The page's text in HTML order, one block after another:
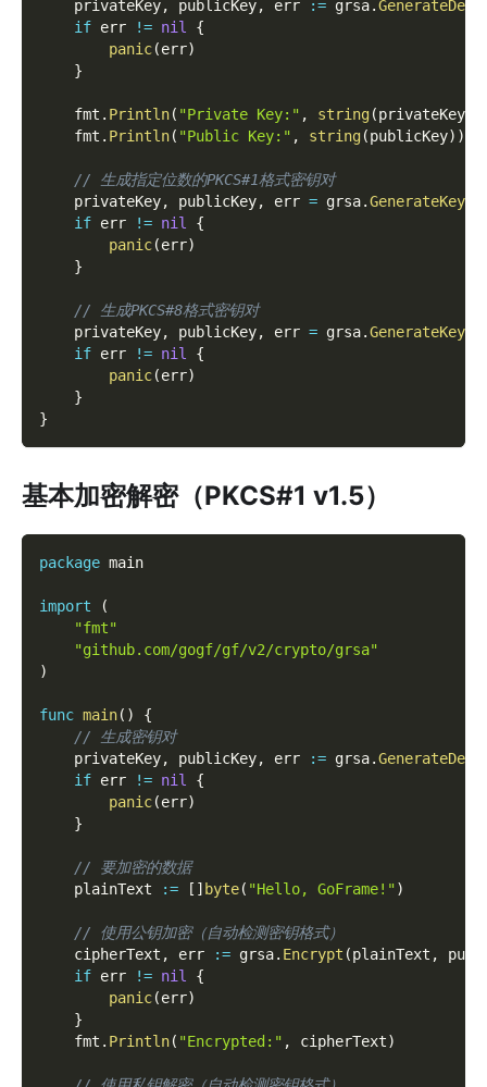
    privateKey
, publicKey, err := grsa.
if err != nil
{
panic(err)
}
    fmt
. Println( "Private Key:" , string(privateKey
    fmt
. Println( "Public Key:" , string(publicKey) )
// 生成指定位数的PKCS#1格式密钥对
    privateKey
, publicKey, err = grsa.
if err != nil
{
panic(err)
}
// 生成PKCS#8格式密钥对
    privateKey
, publicKey, err = grsa.
if err != nil
{
panic(err)
}
}
基本加密解密（PKCS#1 v1.5）
package main
import
(
"fmt"
"github.com/gogf/gf/v2/crypto/grsa"
)
func main( )
{
// 生成密钥对
    privateKey
, publicKey, err := grsa.
if err != nil
{
panic(err)
}
// 要加密的数据
    plainText
:= [ ] byte( "Hello, GoFrame!")
// 使用公钥加密（自动检测密钥格式）
    cipherText
, err := grsa. Encrypt (plainText ,
if err != nil
{
panic(err)
}
    fmt
. Println( "Encrypted:" , cipherText)